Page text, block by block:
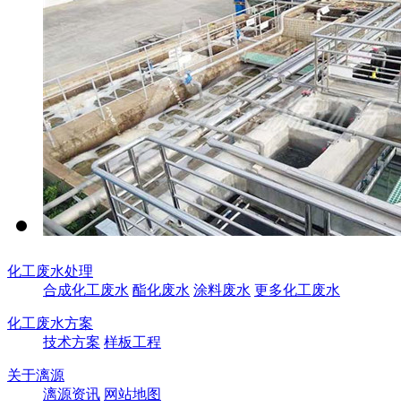
化工废水处理
合成化工废水 酯化废水 涂料废水 更多化工废水
化工废水方案
技术方案 样板工程
关于漓源
漓源资讯 网站地图